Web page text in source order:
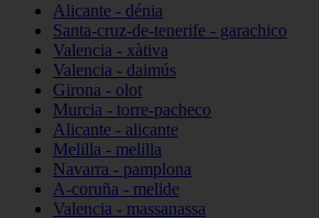
Alicante - dénia
Santa-cruz-de-tenerife - garachico
Valencia - xàtiva
Valencia - daimús
Girona - olot
Murcia - torre-pacheco
Alicante - alicante
Melilla - melilla
Navarra - pamplona
A-coruña - melide
Valencia - massanassa